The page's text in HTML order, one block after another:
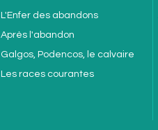
L'Enfer des abandons
Après l'abandon
Galgos, Podencos, le calvaire
Les races courantes